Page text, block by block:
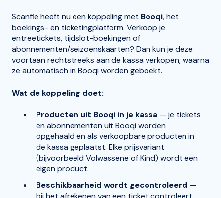
Scanfie heeft nu een koppeling met Booqi, het
boekings- en ticketingplatform. Verkoop je
entreetickets, tijdslot-boekingen of
abonnementen/seizoenskaarten? Dan kun je deze
voortaan rechtstreeks aan de kassa verkopen, waarna
ze automatisch in Booqi worden geboekt.
Wat de koppeling doet:
Producten uit Booqi in je kassa — je tickets
en abonnementen uit Booqi worden
opgehaald en als verkoopbare producten in
de kassa geplaatst. Elke prijsvariant
(bijvoorbeeld Volwassene of Kind) wordt een
eigen product.
Beschikbaarheid wordt gecontroleerd —
bij het afrekenen van een ticket controleert